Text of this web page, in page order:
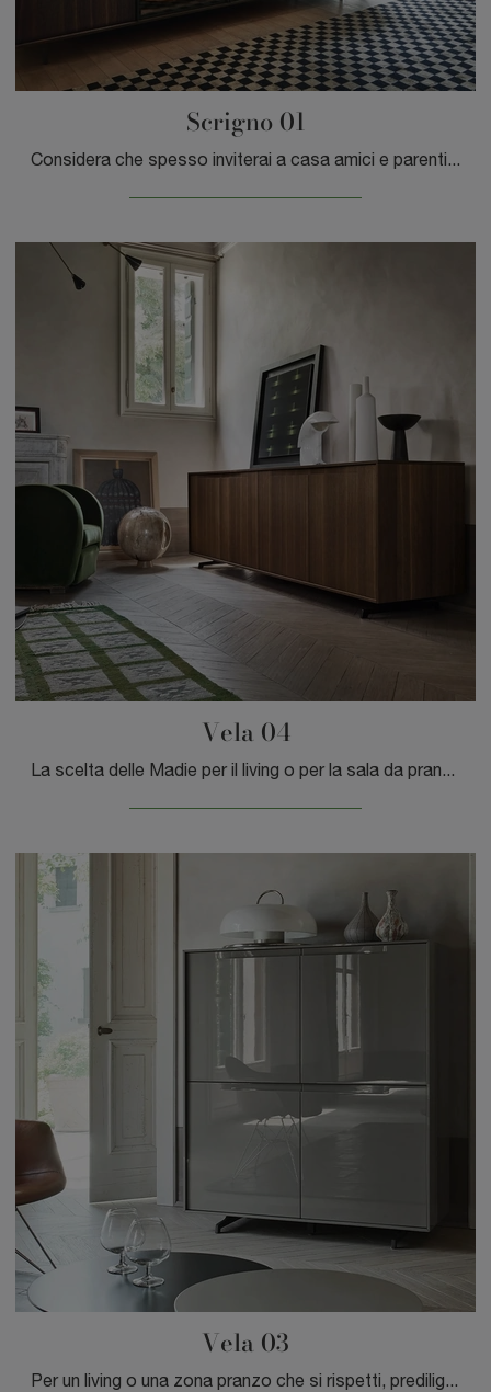
Scrigno 01
Considera che spesso inviterai a casa amici e parenti per qualche ora in compagnia: è imprescindibile che lo spazio sia ben gestito e bello a vedersi.
Vela 04
La scelta delle Madie per il living o per la sala da pranzo dipende dallo spazio a disposizione, ma coinvolge anche lo stile dell'ambiente e le ...
Vela 03
Per un living o una zona pranzo che si rispetti, prediligi questa Madia Vela 03 di Sangiacomo in laccato lucido tra le svariate offerte moderne del ...